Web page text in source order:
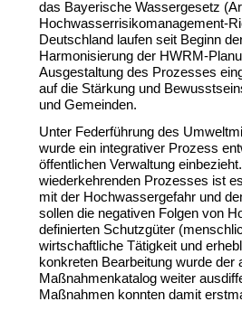
das Bayerische Wassergesetz
Hochwasserrisikomanagement-
Deutschland laufen seit Beginn
Harmonisierung der HWRM-
Ausgestaltung des Prozesses
auf die Stärkung und
und Gemeinden.
Unter Federführung des
wurde ein integrativer Prozess
öffentlichen Verwaltung
wiederkehrenden Prozesses ist
mit der Hochwassergefahr und
sollen die negativen Folgen von
definierten Schutzgüter
wirtschaftliche Tätigkeit und
konkreten Bearbeitung wurde der
Maßnahmenkatalog weiter
Maßnahmen konnten damit